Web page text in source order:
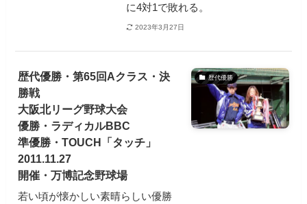
に4対1で敗れる。
2023年3月27日
歴代優勝
歴代優勝・第65回Aクラス・決
勝戦
大阪北リーグ野球大会
優勝・ラディカルBBC
準優勝・TOUCH「タッチ」
2011.11.27
開催・万博記念野球場
若い頃が懐かしい素晴らしい優勝